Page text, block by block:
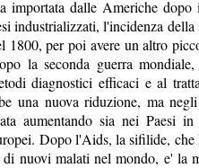
importata dalle Americhe
industrializzati, l'incidenza
1800, per poi avere un altro
la seconda guerra mondiale,
diagnostici efficaci e al
una nuova riduzione, ma
aumentando sia nei Paesi
Dopo l'Aids, la sifilide, che
nuovi malati nel mondo, e' la